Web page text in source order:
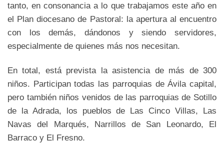
tanto, en consonancia a lo que trabajamos este año en
el Plan diocesano de Pastoral: la apertura al encuentro
con los demás, dándonos y siendo servidores,
especialmente de quienes más nos necesitan.
En total, está prevista la asistencia de más de 300
niños. Participan todas las parroquias de Ávila capital,
pero también niños venidos de las parroquias de Sotillo
de la Adrada, los pueblos de Las Cinco Villas, Las
Navas del Marqués, Narrillos de San Leonardo, El
Barraco y El Fresno.